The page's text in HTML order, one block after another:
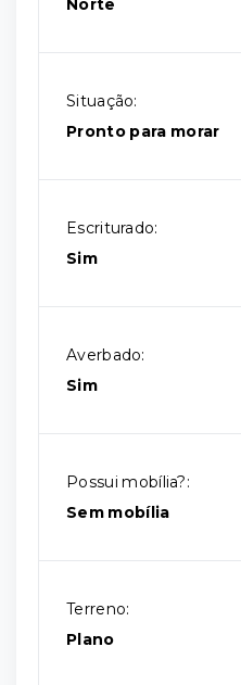
Norte
Situação:
Pronto para morar
Escriturado:
Sim
Averbado:
Sim
Possui mobília?:
Sem mobília
Terreno:
Plano